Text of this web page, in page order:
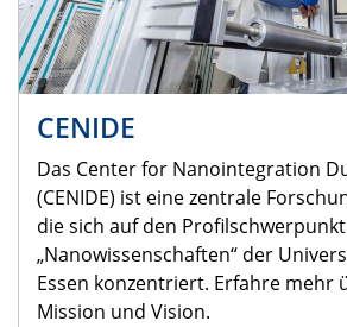
CENIDE
Das Center for Nanointegration
(CENIDE) ist eine zentrale
die sich auf den Profilschwerpunkt
„Nanowissenschaften“ der
Essen konzentriert. Erfahre mehr
Mission und Vision.